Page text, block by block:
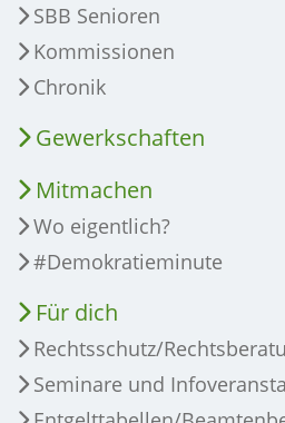
SBB Senioren
Kommissionen
Chronik
Gewerkschaften
Mitmachen
Wo eigentlich?
#Demokratieminute
Für dich
Rechtsschutz/
Seminare und